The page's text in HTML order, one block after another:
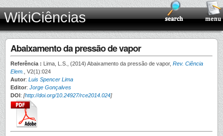
WikiCiências
Abaixamento da pressão de vapor
Referência : Lima, L.S., (2014) Abaixamento da pressão de vapor, Rev. Ciência
Elem.
, V2(1):024
Autor: Luis Spencer Lima
Editor: Jorge Gonçalves
DOI: [http://doi.org/10.24927/rce2014.024]